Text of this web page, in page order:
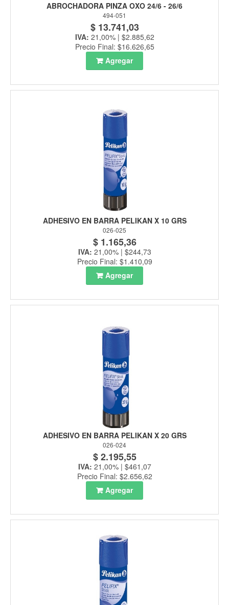
ABROCHADORA PINZA OXO 24/6 - 26/6
494-051
$ 13.741,03
IVA: 21,00% | $2.885,62
Precio Final: $16.626,65
Agregar
ADHESIVO EN BARRA PELIKAN X 10 GRS
026-025
$ 1.165,36
IVA: 21,00% | $244,73
Precio Final: $1.410,09
Agregar
ADHESIVO EN BARRA PELIKAN X 20 GRS
026-024
$ 2.195,55
IVA: 21,00% | $461,07
Precio Final: $2.656,62
Agregar